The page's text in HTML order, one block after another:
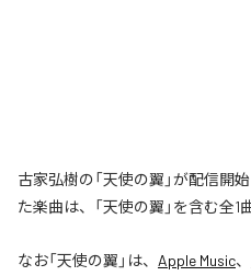
古家弘樹の「天使の翼」が配信開
た楽曲は、「天使の翼」を含む全1
なお「天使の翼 」は、 Apple Music、